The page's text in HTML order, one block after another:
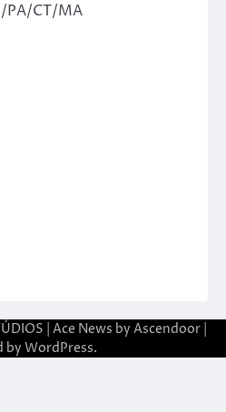
PA/CT/MA
| Ace News by Ascendoor|
by WordPress.